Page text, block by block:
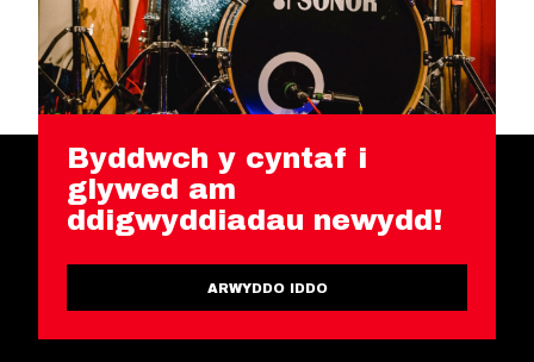
Byddwch y cyntaf i
glywed am
ddigwyddiadau newydd!
ARWYDDO IDDO